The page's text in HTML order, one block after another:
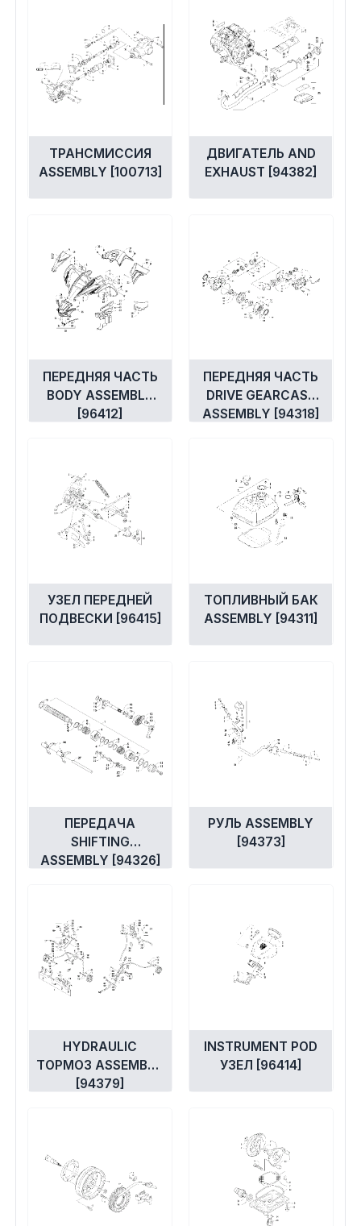
ТРАНСМИССИЯ
ASSEMBLY [100713]
ДВИГАТЕЛЬ AND
EXHAUST [94382]
ПЕРЕДНЯЯ ЧАСТЬ
BODY ASSEMBLY
[96412]
ПЕРЕДНЯЯ ЧАСТЬ
DRIVE GEARCASE
ASSEMBLY [94318]
УЗЕЛ ПЕРЕДНЕЙ
ПОДВЕСКИ [96415]
ТОПЛИВНЫЙ БАК
ASSEMBLY [94311]
ПЕРЕДАЧА
SHIFTING
ASSEMBLY [94326]
РУЛЬ ASSEMBLY
[94373]
HYDRAULIC
ТОРМОЗ ASSEMBLY
[94379]
INSTRUMENT POD
УЗЕЛ [96414]